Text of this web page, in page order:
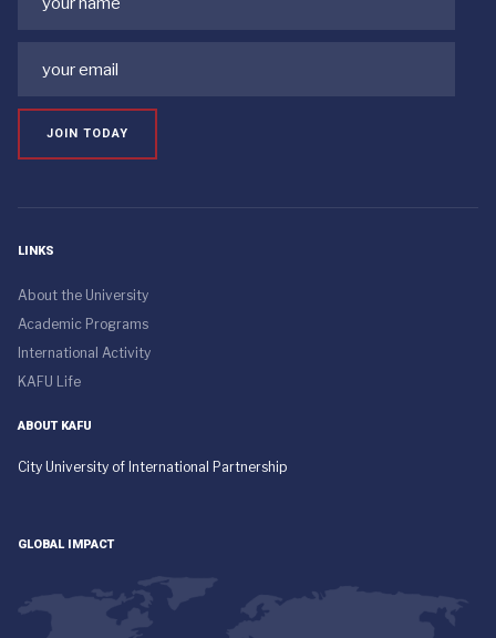
LINKS
About the University
Academic Programs
International Activity
KAFU Life
ABOUT KAFU
City University of International Partnership
GLOBAL IMPACT